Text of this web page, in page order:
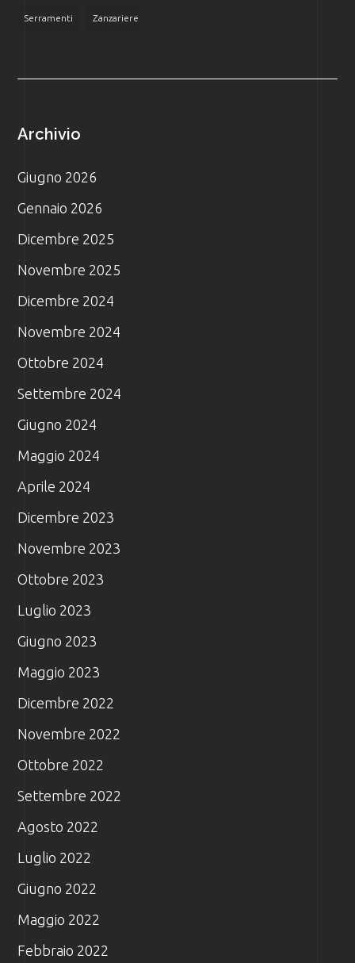
Serramenti Zanzariere
Archivio
Giugno 2026
Gennaio 2026
Dicembre 2025
Novembre 2025
Dicembre 2024
Novembre 2024
Ottobre 2024
Settembre 2024
Giugno 2024
Maggio 2024
Aprile 2024
Dicembre 2023
Novembre 2023
Ottobre 2023
Luglio 2023
Giugno 2023
Maggio 2023
Dicembre 2022
Novembre 2022
Ottobre 2022
Settembre 2022
Agosto 2022
Luglio 2022
Giugno 2022
Maggio 2022
Febbraio 2022